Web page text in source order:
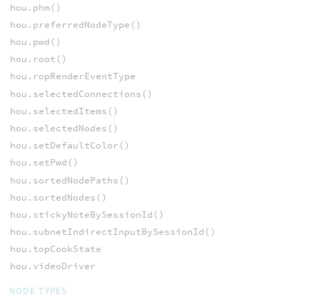
hou.phm()
hou.preferredNodeType()
hou.pwd()
hou.root()
hou.ropRenderEventType
hou.selectedConnections()
hou.selectedItems()
hou.selectedNodes()
hou.setDefaultColor()
hou.setPwd()
hou.sortedNodePaths()
hou.sortedNodes()
hou.stickyNoteBySessionId()
hou.subnetIndirectInputBySessionId()
hou.topCookState
hou.videoDriver
NODE TYPES